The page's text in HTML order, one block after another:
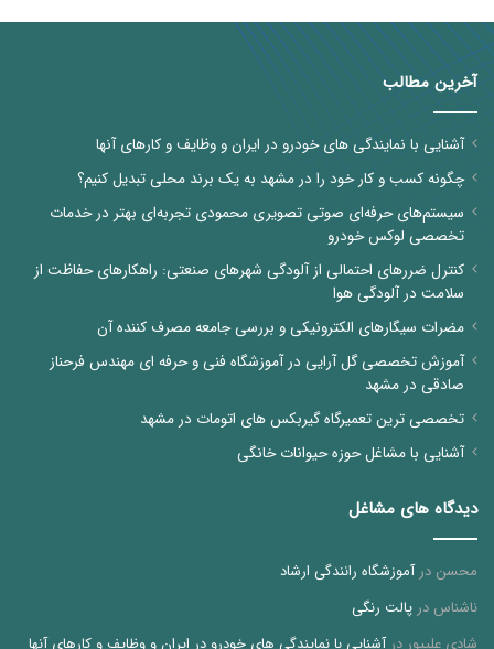
آخرین مطالب
آشنایی با نمایندگی های خودرو در ایران و وظایف و کارهای آنها
چگونه کسب و کار خود را در مشهد به یک برند محلی تبدیل کنیم؟
سیستم‌های حرفه‌ای صوتی تصویری محمودی تجربه‌ای بهتر در خدمات
تخصصی لوکس خودرو
کنترل ضررهای احتمالی از آلودگی شهرهای صنعتی: راهکارهای حفاظت از
سلامت در آلودگی هوا
مضرات سیگارهای الکترونیکی و بررسی جامعه مصرف کننده آن
آموزش تخصصی گل آرایی در آموزشگاه فنی و حرفه ای مهندس فرحناز
صادقی در مشهد
تخصصی ترین تعمیرگاه گیربکس های اتومات در مشهد
آشنایی با مشاغل حوزه حیوانات خانگی
دیدگاه های مشاغل
محسن درآموزشگاه رانندگی ارشاد
ناشناس درپالت رنگی